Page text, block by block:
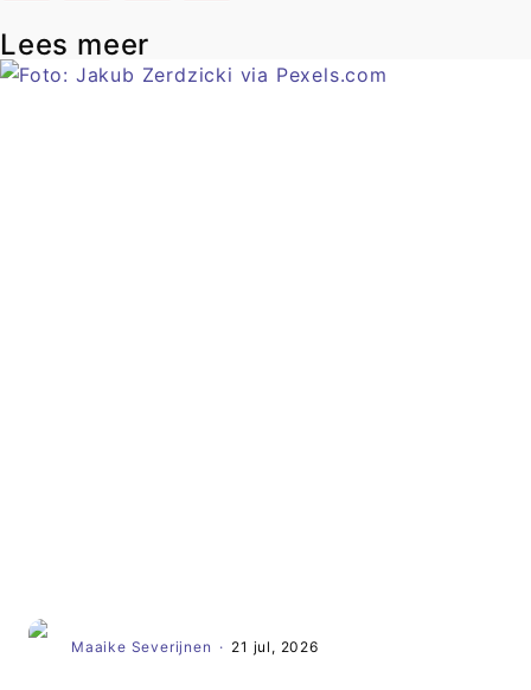
Lees meer
Maaike Severijnen · 21 jul, 2026